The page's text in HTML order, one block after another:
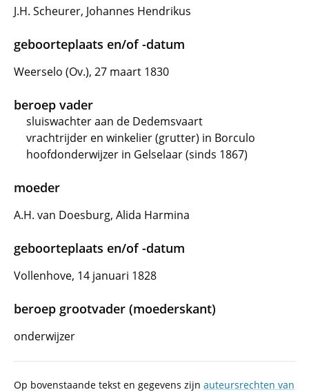
J.H. Scheurer, Johannes Hendrikus
geboorteplaats en/of -datum
Weerselo (Ov.), 27 maart 1830
beroep vader
sluiswachter aan de Dedemsvaart
vrachtrijder en winkelier (grutter) in Borculo
hoofdonderwijzer in Gelselaar (sinds 1867)
moeder
A.H. van Doesburg, Alida Harmina
geboorteplaats en/of -datum
Vollenhove, 14 januari 1828
beroep grootvader (moederskant)
onderwijzer
Op bovenstaande tekst en gegevens zijn auteursrechten van